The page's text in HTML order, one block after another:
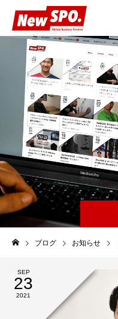
ブログ お知らせ
SEP
23
2021